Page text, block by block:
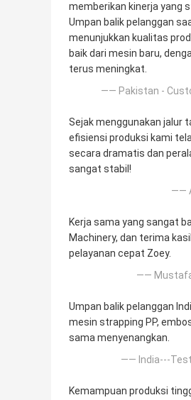
memberikan kinerja yang
Umpan balik pelanggan
menunjukkan kualitas
baik dari mesin baru,
terus meningkat.
—— Pakistan -
Sejak menggunakan jalur
efisiensi produksi kami
secara dramatis dan
sangat stabil!
——
Kerja sama yang sangat
Machinery, dan terima
pelayanan cepat Zoey.
——
Umpan balik pelanggan
mesin strapping PP,
sama menyenangkan.
—— India---
Kemampuan produksi